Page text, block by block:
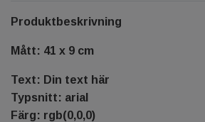
Produktbeskrivning
Mått: 41 x 9 cm
Text: Din text här
Typsnitt: arial
Färg: rgb(0,0,0)